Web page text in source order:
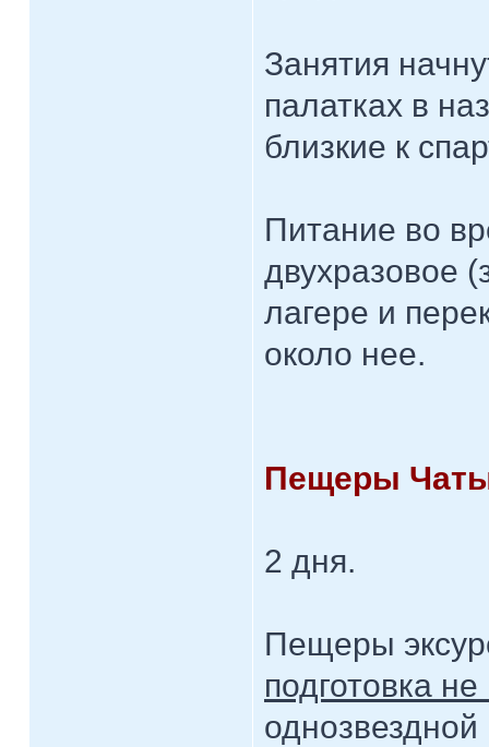
Занятия
палатках в
близкие к
Питание во
двухразовое
лагере и
около нее.
Пещеры
2 дня.
Пещеры
подготовка